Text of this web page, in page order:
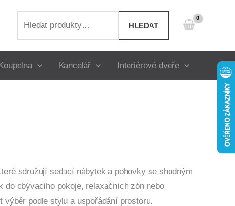
HLEDAT
Kancelář Interiérové dveře
sdružují sedací nábytek a pohovky se shodným
do obývacího pokoje, relaxačních zón nebo
podle stylu a uspořádání prostoru.